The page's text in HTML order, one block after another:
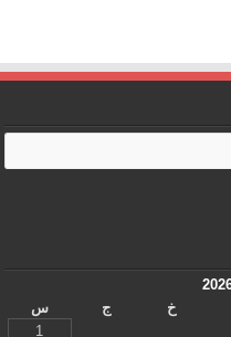
خ ج
س
1